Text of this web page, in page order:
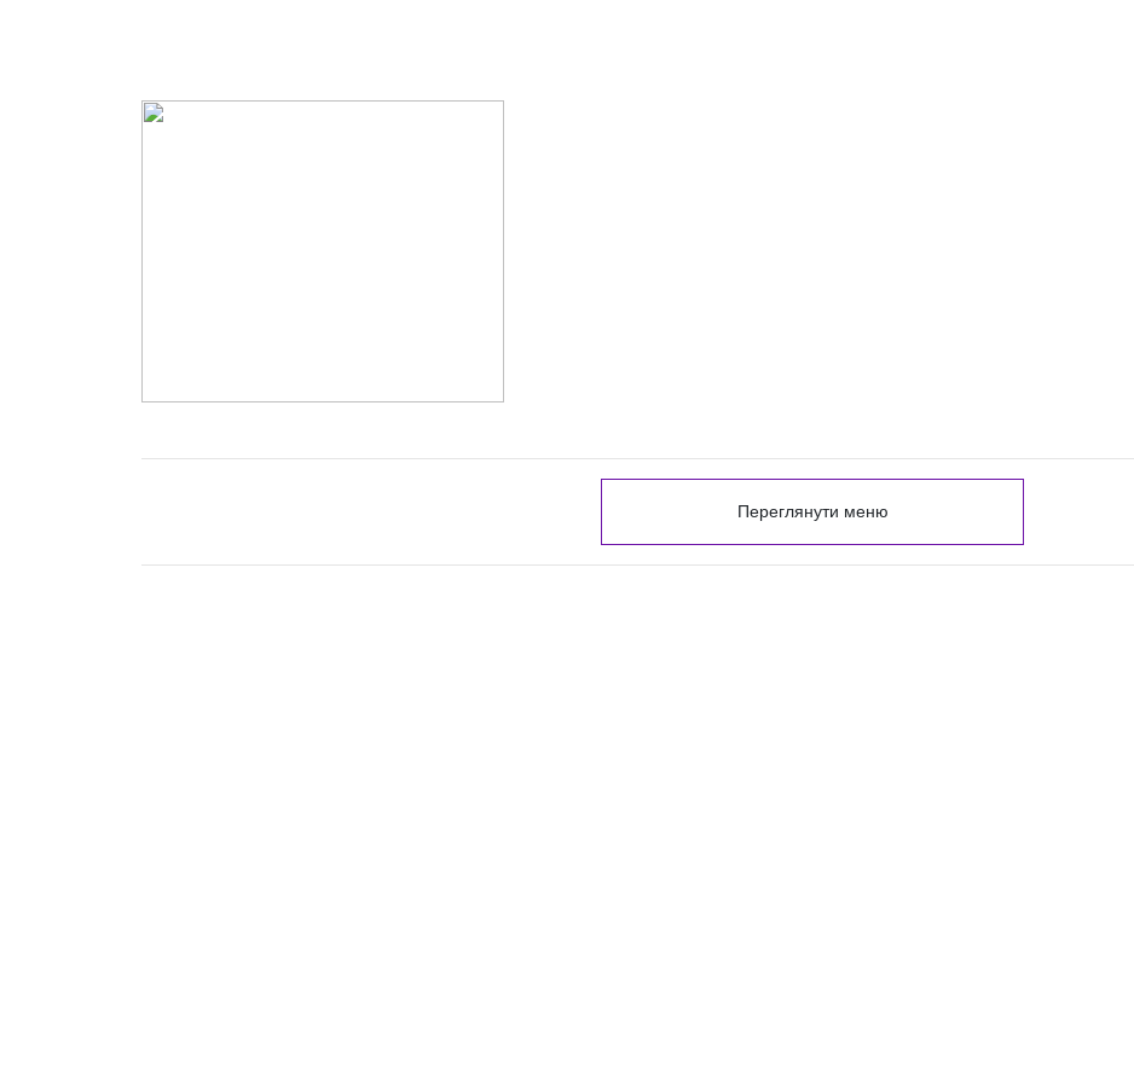
Переглянути меню